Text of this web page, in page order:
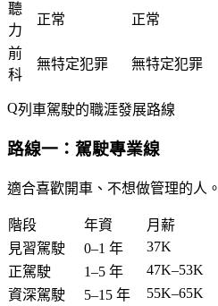
聽
力
正常 正常
前
科
無特定犯罪 無特定犯罪
列車駕駛的職涯發展路線
路線一：駕駛專業線
適合喜歡開車、不想做管理的人。
階段 年資 月薪
見習駕駛
0–1 年 37K
正駕駛
1–5 年 47K–53K
資深駕駛
5–15 年 55K–65K